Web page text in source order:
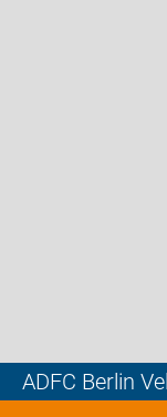
ADFC Berlin